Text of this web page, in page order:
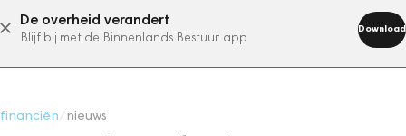
De overheid verandert
Blijf bij met de Binnenlands Bestuur app
Download
abonneer nu
financiën nieuws